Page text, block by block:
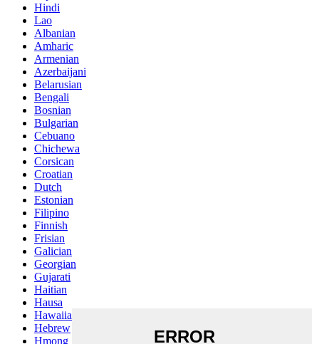
Hindi
Lao
Albanian
Amharic
Armenian
Azerbaijani
Belarusian
Bengali
Bosnian
Bulgarian
Cebuano
Chichewa
Corsican
Croatian
Dutch
Estonian
Filipino
Finnish
Frisian
Galician
Georgian
Gujarati
Haitian
Hausa
Hawaiian
Hebrew
Hmong